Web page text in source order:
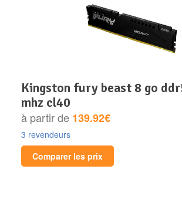
kingston fury beast 8 go ddr5 5200
mhz cl40
à partir de 139.92€
3 revendeurs
Comparer les prix